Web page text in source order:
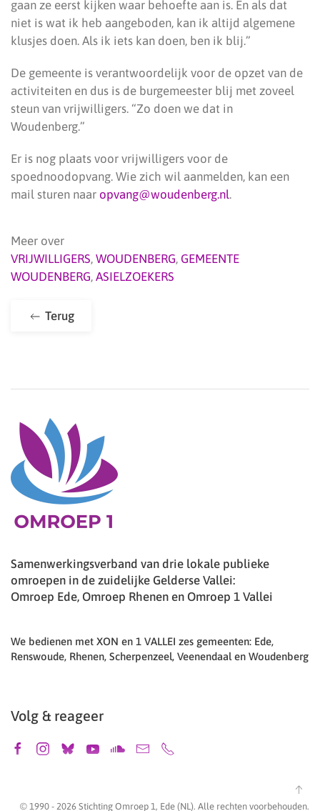
gaan ze eerst kijken waar behoefte aan is. En als dat
niet is wat ik heb aangeboden, kan ik altijd algemene
klusjes doen. Als ik iets kan doen, ben ik blij.”
De gemeente is verantwoordelijk voor de opzet van de
activiteiten en dus is de burgemeester blij met zoveel
steun van vrijwilligers. “Zo doen we dat in
Woudenberg.”
Er is nog plaats voor vrijwilligers voor de
spoednoodopvang. Wie zich wil aanmelden, kan een
mail sturen naar opvang@woudenberg.nl.
Meer over
VRIJWILLIGERS, WOUDENBERG, GEMEENTE
WOUDENBERG, ASIELZOEKERS
Terug
Samenwerkingsverband van drie lokale publieke
omroepen in de zuidelijke Gelderse Vallei:
Omroep Ede, Omroep Rhenen en Omroep 1 Vallei
We bedienen met XON en 1 VALLEI zes gemeenten: Ede,
Renswoude, Rhenen, Scherpenzeel, Veenendaal en Woudenberg
Volg & reageer
© 1990 - 2026 Stichting Omroep 1, Ede (NL). Alle rechten voorbehouden.